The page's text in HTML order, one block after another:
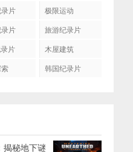
片
极限运动
片
旅游纪录片
片
木屋建筑
韩国纪录片
揭秘地下谜